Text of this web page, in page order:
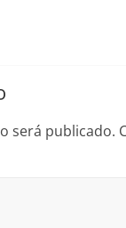
será publicado.